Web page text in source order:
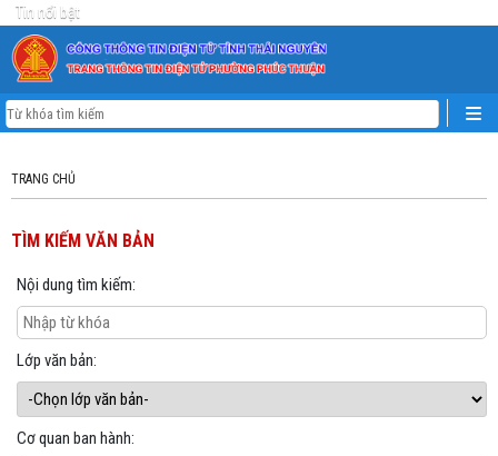
Tin nổi bật
TRANG CHỦ
TÌM KIẾM VĂN BẢN
Nội dung tìm kiếm:
Lớp văn bản:
Cơ quan ban hành: